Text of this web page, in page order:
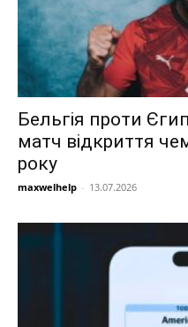
Бельгія проти
матч відкриття
року
maxwelhelp - 13.07.2026